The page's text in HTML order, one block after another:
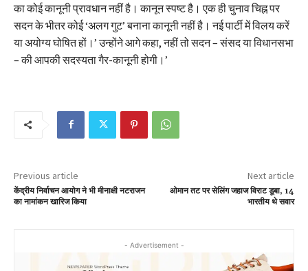
का कोई कानूनी प्रावधान नहीं है। कानून स्पष्ट है। एक ही चुनाव चिह्न पर
सदन के भीतर कोई ‘अलग गुट’ बनाना कानूनी नहीं है। नई पार्टी में विलय करें
या अयोग्य घोषित हों।’ उन्होंने आगे कहा, नहीं तो सदन – संसद या विधानसभा
– की आपकी सदस्यता गैर-कानूनी होगी।’
Previous article
केंद्रीय निर्वाचन आयोग ने भी मीनाक्षी नटराजन
का नामांकन खारिज किया
Next article
ओमान तट पर सेलिंग जहाज विराट डूबा, 14
भारतीय थे सवार
- Advertisement -